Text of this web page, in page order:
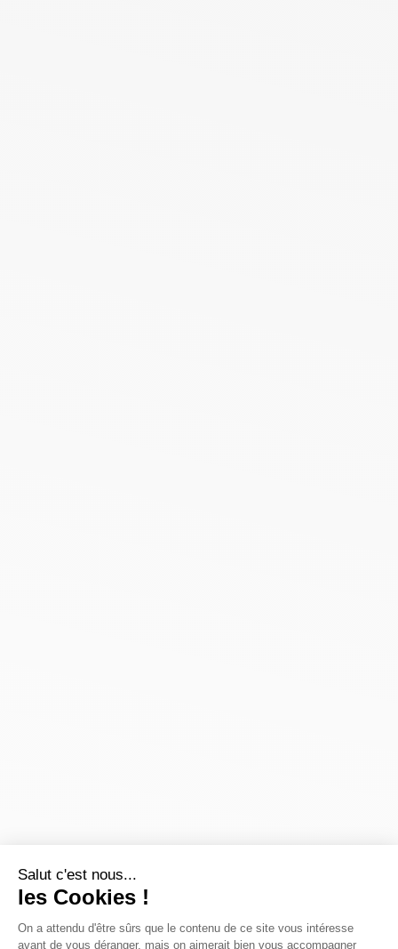
Salut c'est nous...
les Cookies !
On a attendu d'être sûrs que le contenu de ce site vous intéresse
avant de vous déranger, mais on aimerait bien vous accompagner